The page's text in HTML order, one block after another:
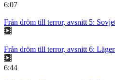
6:07
Från dröm till terror, avsnitt 5:
Från dröm till terror, avsnitt 6:
6:44